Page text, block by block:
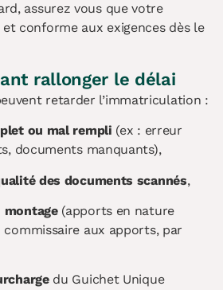
assurez vous que votre
conforme aux exigences dès le
rallonger le délai
retarder l’immatriculation :
ou mal rempli (ex : erreur
documents manquants),
des documents scannés,
montage(apports en nature
aux apports, par
du Guichet Unique